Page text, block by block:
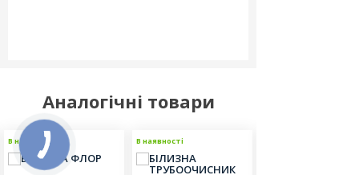
Аналогічні товари
В наявності В наявності